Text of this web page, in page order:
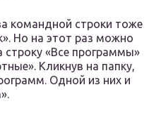
командной строки тоже
Но на этот раз можно
строку «Все программы»
Кликнув на папку,
Одной из них и